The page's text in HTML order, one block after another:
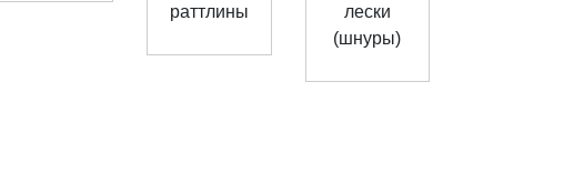
раттлины
лески
(шнуры)